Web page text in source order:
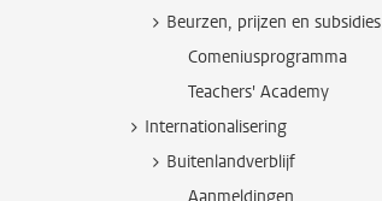
Beurzen, prijzen en subsidies
Comeniusprogramma
Teachers' Academy
Internationalisering
Buitenlandverblijf